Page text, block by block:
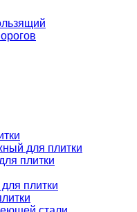
для плитки
плитки
плитки